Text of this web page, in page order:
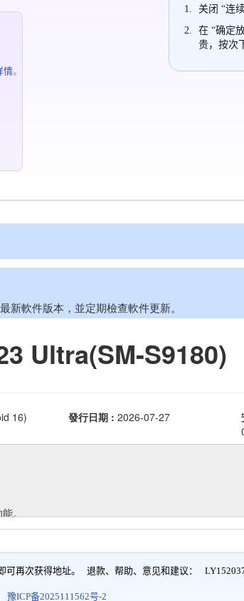
情。
关闭 “连
在 “确定
贵，按次
可再次获得地址。 退款、帮助、意见和建议：
豫ICP备2025111562号-2